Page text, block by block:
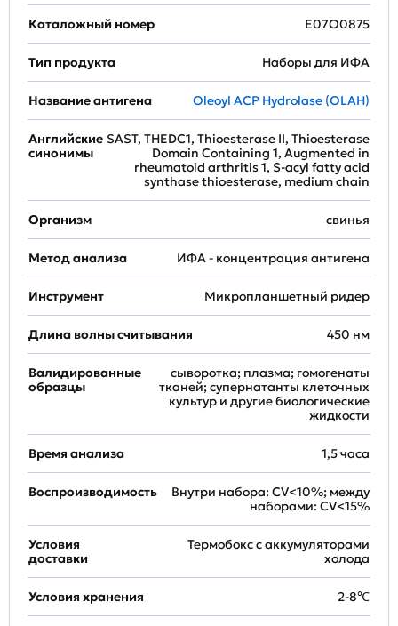
Каталожный номер E07O0875
Тип продукта Наборы для ИФА
Название антигена Oleoyl ACP Hydrolase (OLAH)
Английские
синонимы
SAST, THEDC1, Thioesterase II, Thioesterase
Domain Containing 1, Augmented in
rheumatoid arthritis 1, S-acyl fatty acid
synthase thioesterase, medium chain
Организм свинья
Метод анализа ИФА - концентрация антигена
Инструмент Микропланшетный ридер
Длина волны считывания 450 нм
Валидированные
образцы
сыворотка; плазма; гомогенаты
тканей; супернатанты клеточных
культур и другие биологические
жидкости
Время анализа 1,5 часа
Воспроизводимость
Внутри набора: CV<10%; между
наборами: CV<15%
Условия
доставки
Термобокс с аккумуляторами
холода
Условия хранения 2-8℃